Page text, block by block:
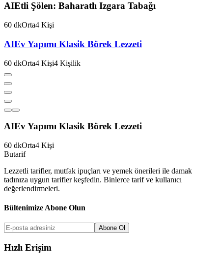
AIEtli Şölen: Baharatlı Izgara Tabağı
60 dkOrta4 Kişi
AIEv Yapımı Klasik Börek Lezzeti
60 dkOrta4 Kişi4 Kişilik
AIEv Yapımı Klasik Börek Lezzeti
60 dkOrta4 Kişi
Butarif
Lezzetli tarifler, mutfak ipuçları ve yemek önerileri ile damak
tadınıza uygun tarifler keşfedin. Binlerce tarif ve kullanıcı
değerlendirmeleri.
Bültenimize Abone Olun
Abone Ol
Hızlı Erişim